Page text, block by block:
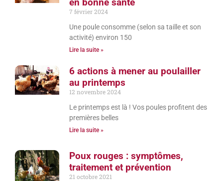
7 février 2024
Une poule consomme (selon sa taille et son
activité) environ 150
Lire la suite »
6 actions à mener au poulailler
au printemps
12 novembre 2024
Le printemps est là ! Vos poules profitent des
premières belles
Lire la suite »
Poux rouges : symptômes,
traitement et prévention
21 octobre 2021